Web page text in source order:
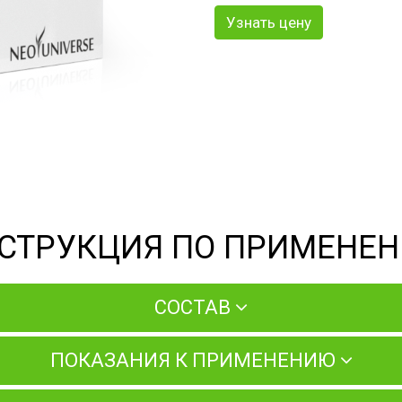
Узнать цену
ПО
СОСТАВ
ПОКАЗАНИЯ К ПРИМЕНЕНИЮ